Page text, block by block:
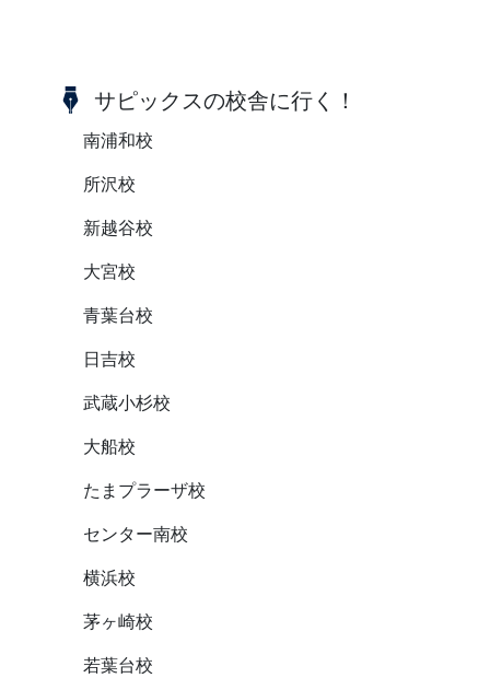
サピックスの校舎に行く！
南浦和校
所沢校
新越谷校
大宮校
青葉台校
日吉校
武蔵小杉校
大船校
たまプラーザ校
センター南校
横浜校
茅ヶ崎校
若葉台校